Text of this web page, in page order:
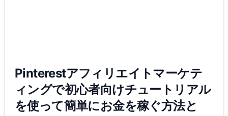
Pinterestアフィリエイトマーケテ
ィングで初心者向けチュートリアル
を使って簡単にお金を稼ぐ方法と